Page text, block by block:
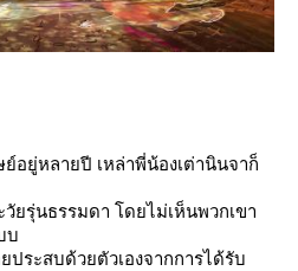
อยู่หลายปี เหล่าพี่น้องเต่านินจาก็
รุ่นธรรมดา โดยไม่เห็นพวกเขา
บ
ระสบด้วยตัวเองจากการได้รับ